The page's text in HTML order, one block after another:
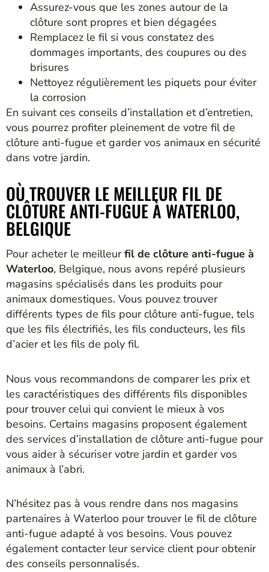
Assurez-vous que les zones autour de la
clôture sont propres et bien dégagées
Remplacez le fil si vous constatez des
dommages importants, des coupures ou des
brisures
Nettoyez régulièrement les piquets pour éviter
la corrosion
En suivant ces conseils d’installation et d’entretien,
vous pourrez profiter pleinement de votre fil de
clôture anti-fugue et garder vos animaux en sécurité
dans votre jardin.
OÙ TROUVER LE MEILLEUR FIL DE
CLÔTURE ANTI-FUGUE À WATERLOO,
BELGIQUE
Pour acheter le meilleurfil de clôture anti-fugue à
Waterloo, Belgique, nous avons repéré plusieurs
magasins spécialisés dans les produits pour
animaux domestiques. Vous pouvez trouver
différents types de fils pour clôture anti-fugue, tels
que les fils électrifiés, les fils conducteurs, les fils
d’acier et les fils de poly fil.
Nous vous recommandons de comparer les prix et
les caractéristiques des différents fils disponibles
pour trouver celui qui convient le mieux à vos
besoins. Certains magasins proposent également
des services d’installation de clôture anti-fugue pour
vous aider à sécuriser votre jardin et garder vos
animaux à l’abri.
N’hésitez pas à vous rendre dans nos magasins
partenaires à Waterloo pour trouver le fil de clôture
anti-fugue adapté à vos besoins. Vous pouvez
également contacter leur service client pour obtenir
des conseils personnalisés.